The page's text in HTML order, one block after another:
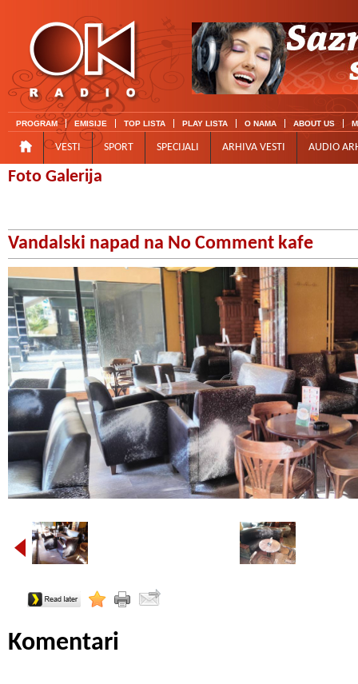
PROGRAM EMISIJE TOP LISTA PLAY LISTA O NAMA ABOUT US
VESTI SPORT SPECIJALI ARHIVA VESTI AUDIO
Foto Galerija
Vandalski napad na No Comment kafe
Komentari